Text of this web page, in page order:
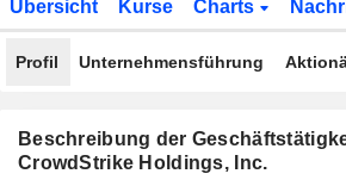
Übersicht Kurse Charts
Profil Unternehmensführung
Beschreibung der
CrowdStrike Holdings, Inc.